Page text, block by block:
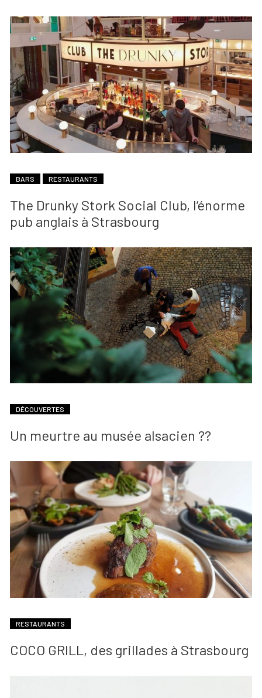
BARS RESTAURANTS
The Drunky Stork Social Club, l’énorme
pub anglais à Strasbourg
DÉCOUVERTES
Un meurtre au musée alsacien ??
RESTAURANTS
COCO GRILL, des grillades à Strasbourg